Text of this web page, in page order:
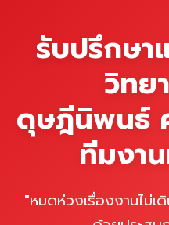
รับปรึกษา
วิทย
ดุษฎีนิพนธ์
ทีมงา
"หมดห่วงเรื่องงานไม่เ